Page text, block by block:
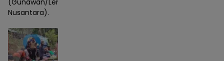
(Gunawan/Lensa
Nusantara).